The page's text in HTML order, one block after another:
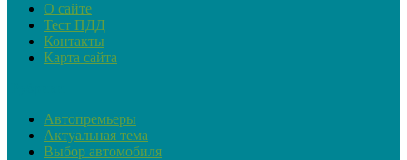
О сайте
Тест ПДД
Контакты
Карта сайта
Автопремьеры
Актуальная тема
Выбор автомобиля